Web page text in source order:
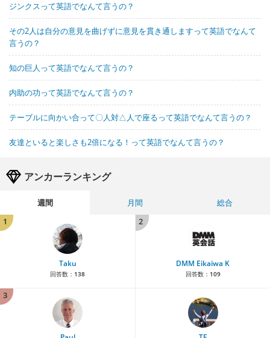
ジンクスって英語でなんて言うの？
その2人は自分の意見を曲げずに意見を貫き通しますって英語でなんて
言うの？
知の巨人って英語でなんて言うの？
内助の功って英語でなんて言うの？
テーブルに向かい合って〇人対△人で座るって英語でなんて言うの？
友達といると楽しさも2倍になる！って英語でなんて言うの？
アンカーランキング
週間 月間
総合
1
Taku
回答数： 138
2
DMM Eikaiwa K
回答数： 109
3